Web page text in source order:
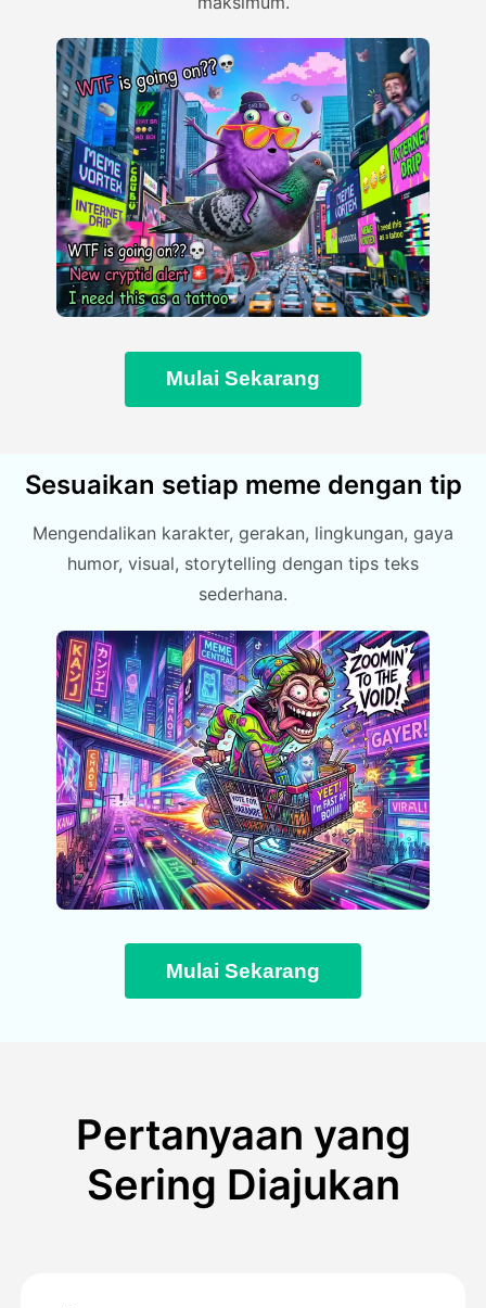
Mulai Sekarang
Sesuaikan setiap meme dengan tip
Mengendalikan karakter, gerakan, lingkungan, gaya
humor, visual, storytelling dengan tips teks
sederhana.
Mulai Sekarang
Pertanyaan yang
Sering Diajukan